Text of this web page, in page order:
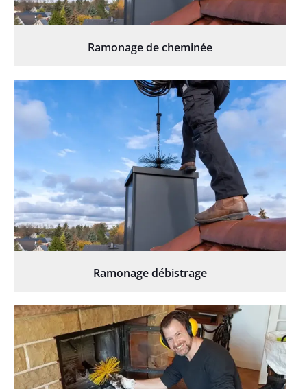
Ramonage de cheminée
Ramonage débistrage